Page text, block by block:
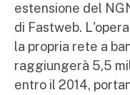
estensione del
di Fastweb.
la propria rete a
raggiungerà 5,5
entro il 2014,